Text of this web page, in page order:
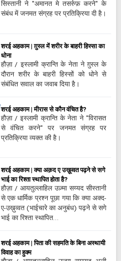
सिस्तानी ने "अमानत मे तसर्रुफ़ करने" के
संबंध में जनमत संग्रह पर प्रतिक्रिया दी है।
शरई अहकाम | ग़ुस्ल में शरीर के बाहरी हिस्सा का
धोना
हौज़ा / इस्लामी क्रान्ति के नेता ने ग़ुस्ल के
दौरान शरीर के बाहरी हिस्सों को धोने से
संबंधित सवाल का जवाब दिया है।
शरई अहकाम | मीरास से कौन वंचित है?
हौज़ा / इस्लामी क्रान्ति के नेता ने "विरासत
से वंचित करने" पर जनमत संग्रह पर
प्रतिक्रिया व्यक्त की है।
शरई अहकाम | क्या अक़द ए उख़ूव्वत पढ़ने से सगे
भाई का रिश्ता स्थापित होता है?
हौज़ा / आयतुल्लाहिल उज़्मा सय्यद सीस्तानी
से एक धार्मिक प्रश्न पूछा गया कि क्या अक्द-
ए-उख़ुव्वत (भाईचारे का अनुबंध) पढ़ने से सगे
भाई का रिश्ता स्थापित…
शरई अहकाम | पिता की सहमति के बिना अस्थायी
विवाह का हुक्म